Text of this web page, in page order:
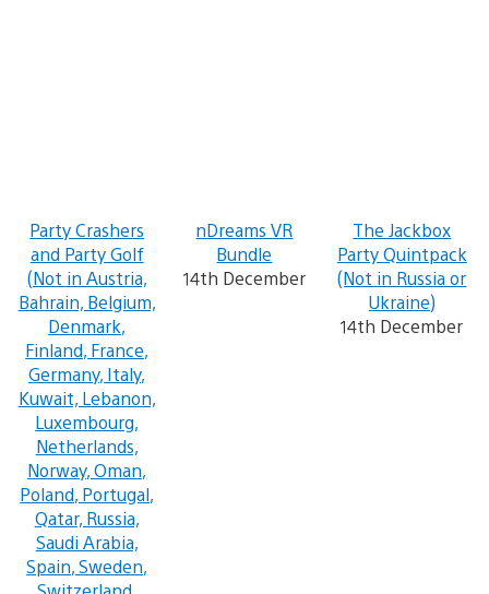
Party Crashers
and Party Golf
(Not in Austria,
Bahrain, Belgium,
Denmark,
Finland, France,
Germany, Italy,
Kuwait, Lebanon,
Luxembourg,
Netherlands,
Norway, Oman,
Poland, Portugal,
Qatar, Russia,
Saudi Arabia,
Spain, Sweden,
nDreams VR
Bundle
14th December
The Jackbox
Party Quintpack
(Not in Russia or
Ukraine)
14th December